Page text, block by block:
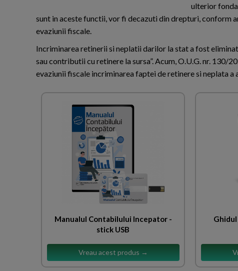
ulterior
sunt in aceste functii, vor fi decazuti din drepturi, conform
evaziunii fiscale.
Incriminarea retinerii si neplatii darilor la stat a fost
sau contributii cu retinere la sursa”. Acum, O.U.G. nr. 130/
evaziunii fiscale incriminarea faptei de retinere si neplata
Manualul Contabilului Incepator -
stick USB
Vreau acest produs →